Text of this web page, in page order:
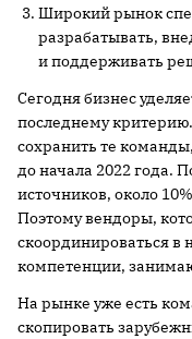
Широкий рынок
разрабатывать,
и поддерживать
Сегодня бизнес
последнему
сохранить те
до начала 2022 года.
источников, около
Поэтому вендоры,
скоординироваться в
компетенции,
На рынке уже есть
скопировать